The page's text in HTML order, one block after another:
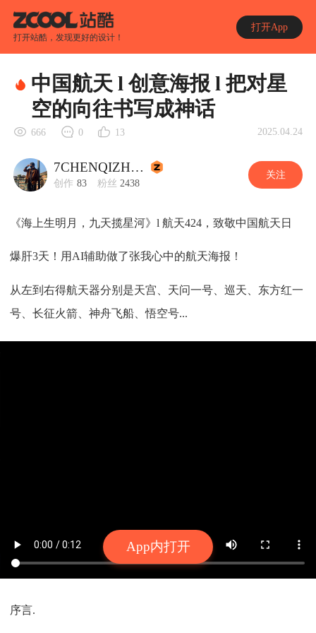
打开站酷，发现更好的设计！
打开App
App内打开
中国航天 l 创意海报 l 把对星
空的向往书写成神话
666 0 13 2025.04.24
7CHENQIZHI琦之
创作 83 粉丝 2438
关注
《海上生明月，九天揽星河》l 航天424，致敬中国航天日
爆肝3天！用AI辅助做了张我心中的航天海报！
从左到右得航天器分别是天宫、天问一号、巡天、东方红一
号、长征火箭、神舟飞船、悟空号...
序言.